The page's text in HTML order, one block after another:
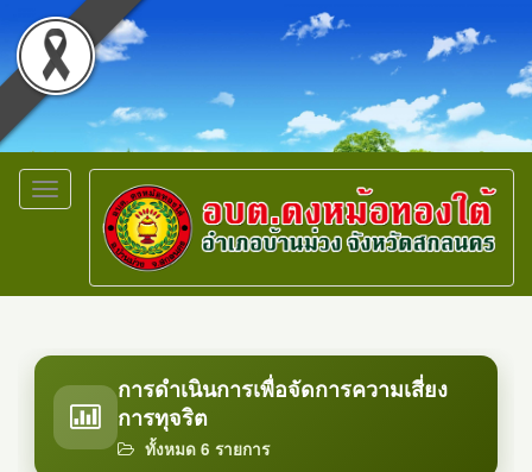
Toggle
navigation
การดำเนินการเพื่อจัดการความเสี่ยง
การทุจริต
ทั้งหมด 6 รายการ